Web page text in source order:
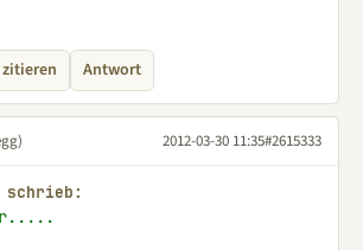
Antwort
2012-03-30 11:35#2615333
schrieb: